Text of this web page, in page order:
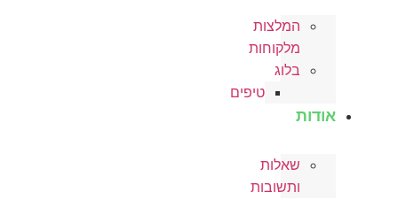
המלצות
מלקוחות
בלוג
טיפים
אודות
שאלות
ותשובות